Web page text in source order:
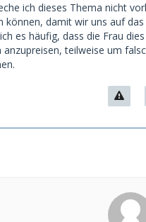
ich dieses Thema nicht
können, damit wir uns auf das
es häufig, dass die Frau dies
teilweise um